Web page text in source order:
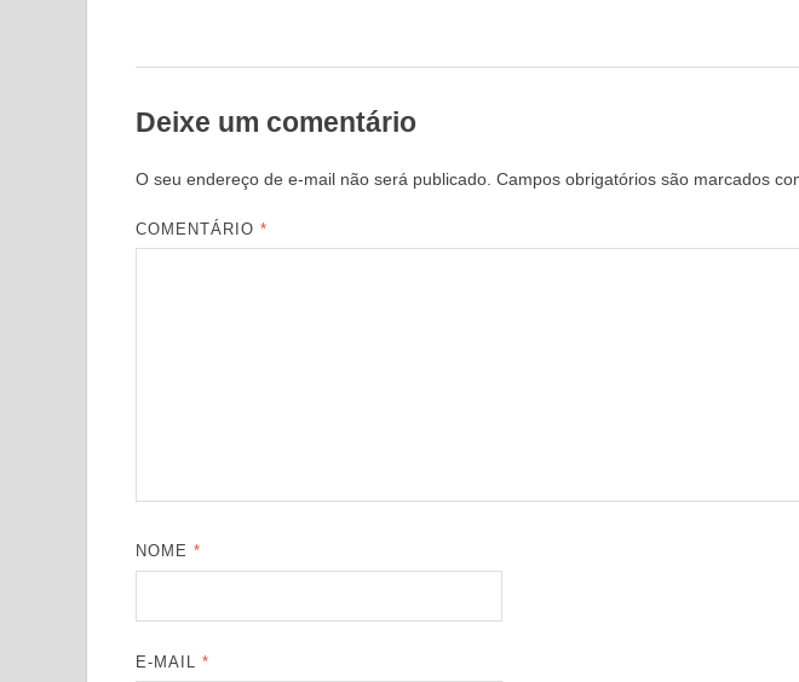
Deixe um comentário
O seu endereço de e-mail não será publicado. Campos obrigatórios são marcados
COMENTÁRIO*
NOME*
E-MAIL*